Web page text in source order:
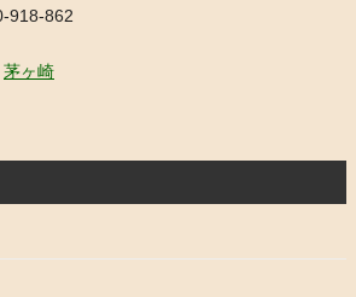
918-862
茅ヶ崎